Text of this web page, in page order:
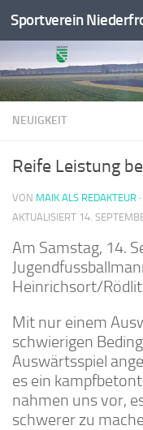
Zum Inhalt springen
Sportverein
NEUIGKEIT
Reife Leistung
VON MAIK ALS REDAKTEUR
AKTUALISIERT 14.
Am Samstag, 14.
Heinrichsort/
Mit nur einem
schwierigen
Auswärtsspiel
es ein
nahmen uns vor,
schwerer zu